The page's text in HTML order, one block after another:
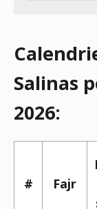
Salinas
2026:
# Fajr